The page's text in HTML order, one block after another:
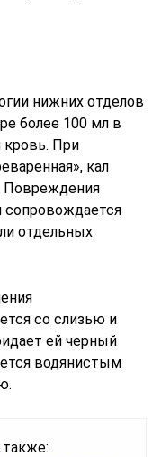
нижних отделов
более 100 мл в
кровь. При
кал
Повреждения
сопровождается
отдельных
со слизью и
ей черный
водянистым